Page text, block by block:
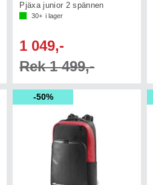
Pjäxa junior 2 spännen
30+ i lager
1 049,-
Rek 1 499,-
50%